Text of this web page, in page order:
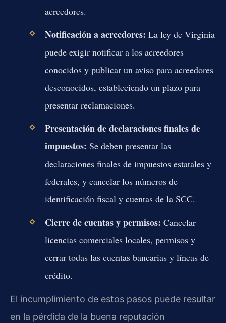
acreedores.
Notificación a acreedores: La ley de Virginia
puede exigir notificar a los acreedores
conocidos y publicar un aviso para acreedores
desconocidos, estableciendo un plazo para
presentar reclamaciones.
Presentación de declaraciones finales de
impuestos: Se deben presentar las
declaraciones finales de impuestos estatales y
federales, y cancelar los números de
identificación fiscal y cuentas de la SCC.
Cierre de cuentas y permisos: Cancelar
licencias comerciales locales, permisos y
cerrar todas las cuentas bancarias y líneas de
crédito.
El incumplimiento de estos pasos puede resultar
en la pérdida de la buena reputación